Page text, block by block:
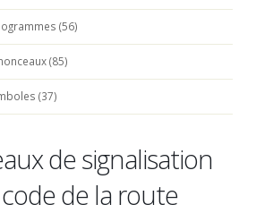
(56)
(85)
(37)
de signalisation
de la route